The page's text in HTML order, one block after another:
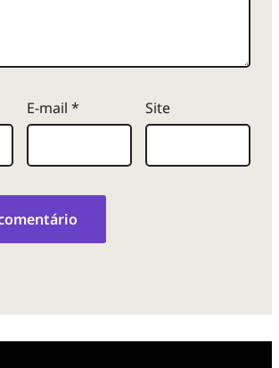
E-mail * Site